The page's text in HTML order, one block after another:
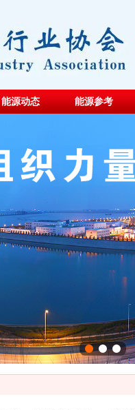
能源动态 能源参考